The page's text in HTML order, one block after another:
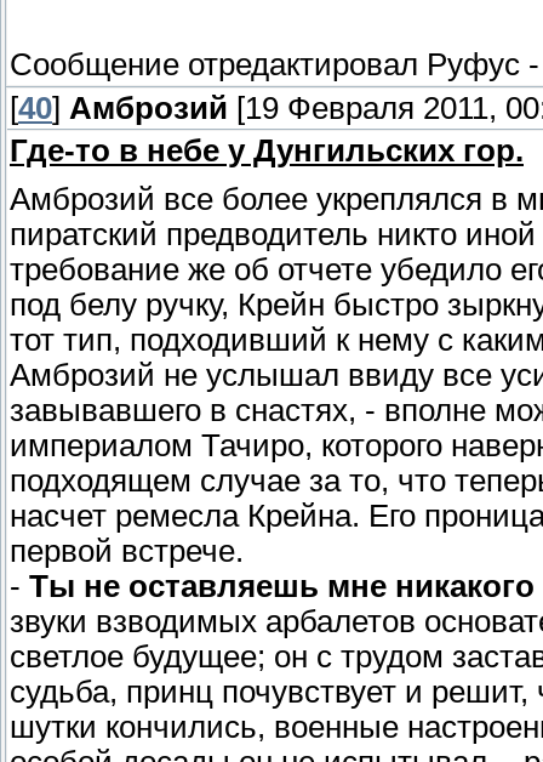
Сообщение отредактировал Руфус
[40] Амброзий [19 Февраля 2011,
Где-то в небе у Дунгильских гор.
Амброзий все более укреплялся в
пиратский предводитель никто
требование же об отчете убедило
под белу ручку, Крейн быстро
тот тип, подходивший к нему с
Амброзий не услышал ввиду все
завывавшего в снастях, - вполне
империалом Тачиро, которого
подходящем случае за то, что
насчет ремесла Крейна. Его
первой встрече.
- Ты не оставляешь мне
звуки взводимых арбалетов
светлое будущее; он с трудом
судьба, принц почувствует и
шутки кончились, военные